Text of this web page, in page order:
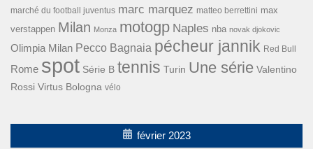
marché du football juventus marc marquez matteo berrettini max
verstappen Milan Monza motogp Naples nba novak djokovic
Olimpia Milan Pecco Bagnaia pécheur jannik Red Bull
Rome spot Série B tennis Turin Une série Valentino
Rossi Virtus Bologna vélo
février 2023